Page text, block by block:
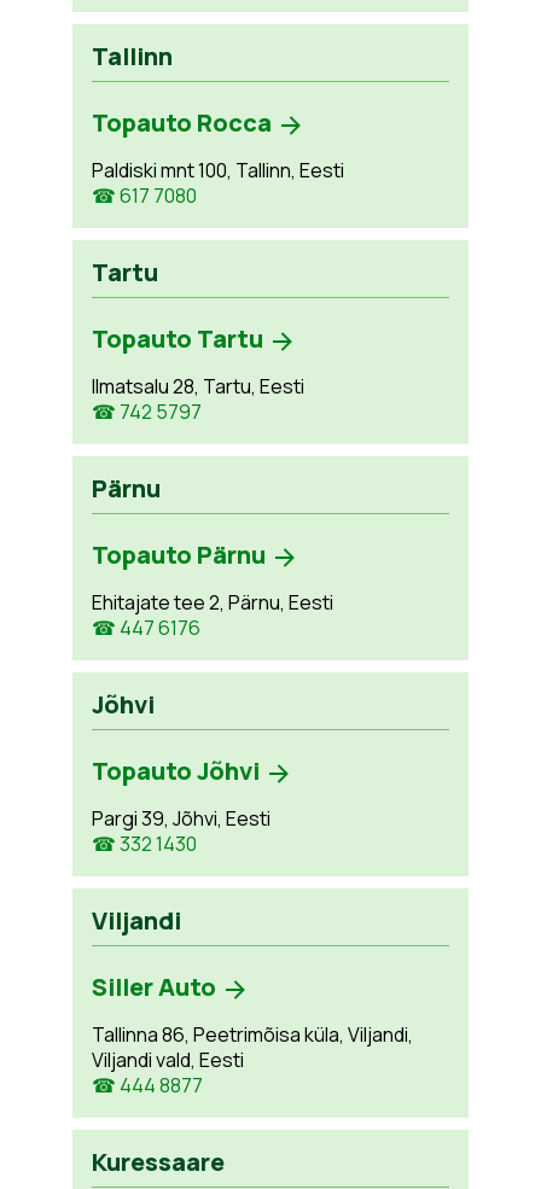
Tallinn
Topauto Rocca
Paldiski mnt 100, Tallinn, Eesti
☎ 617 7080
Tartu
Topauto Tartu
Ilmatsalu 28, Tartu, Eesti
☎ 742 5797
Pärnu
Topauto Pärnu
Ehitajate tee 2, Pärnu, Eesti
☎ 447 6176
Jõhvi
Topauto Jõhvi
Pargi 39, Jõhvi, Eesti
☎ 332 1430
Viljandi
Siller Auto
Tallinna 86, Peetrimõisa küla, Viljandi,
Viljandi vald, Eesti
☎ 444 8877
Kuressaare